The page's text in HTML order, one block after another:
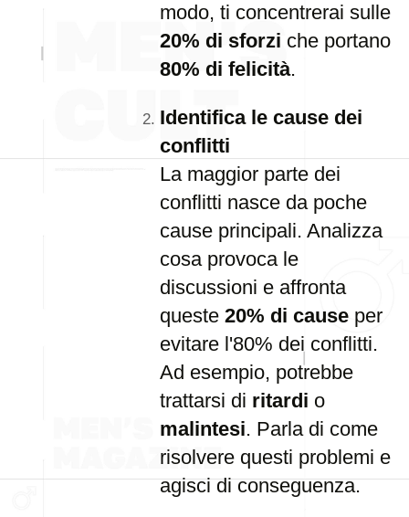
modo, ti concentrerai sulle
20% di sforzi che portano
80% di felicità.
Identifica le cause dei
conflitti
La maggior parte dei
conflitti nasce da poche
cause principali. Analizza
cosa provoca le
discussioni e affronta
queste 20% di cause per
evitare l'80% dei conflitti.
Ad esempio, potrebbe
trattarsi di ritardi o
malintesi. Parla di come
risolvere questi problemi e
agisci di conseguenza.